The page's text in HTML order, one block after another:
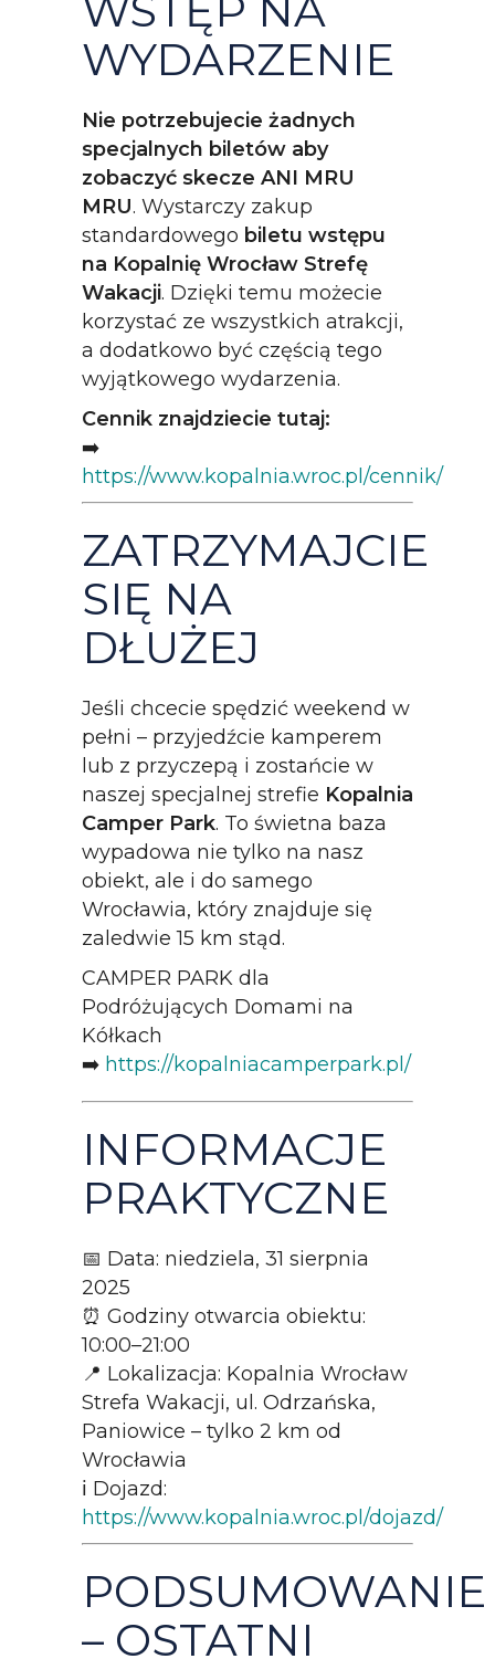
WYDARZENIE
Nie potrzebujecie żadnych
specjalnych biletów aby
zobaczyć skecze ANI MRU
MRU. Wystarczy zakup
standardowego biletu wstępu
na Kopalnię Wrocław Strefę
Wakacji. Dzięki temu możecie
korzystać ze wszystkich atrakcji,
a dodatkowo być częścią tego
wyjątkowego wydarzenia.
Cennik znajdziecie tutaj:
➡️
https://www.kopalnia.wroc.pl/cennik/
ZATRZYMAJCIE
SIĘ NA
DŁUŻEJ
Jeśli chcecie spędzić weekend w
pełni – przyjedźcie kamperem
lub z przyczepą i zostańcie w
naszej specjalnej strefie Kopalnia
Camper Park. To świetna baza
wypadowa nie tylko na nasz
obiekt, ale i do samego
Wrocławia, który znajduje się
zaledwie 15 km stąd.
CAMPER PARK dla
Podróżujących Domami na
Kółkach
➡️ https://kopalniacamperpark.pl/
INFORMACJE
PRAKTYCZNE
📅 Data: niedziela, 31 sierpnia
2025
⏰ Godziny otwarcia obiektu:
10:00–21:00
📍 Lokalizacja: Kopalnia Wrocław
Strefa Wakacji, ul. Odrzańska,
Paniowice – tylko 2 km od
Wrocławia
ℹ Dojazd:
https://www.kopalnia.wroc.pl/dojazd/
PODSUMOWANIE
– OSTATNI